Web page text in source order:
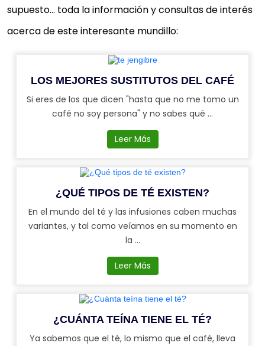
supuesto… toda la información y consultas de interés
acerca de este interesante mundillo:
LOS MEJORES SUSTITUTOS DEL CAFÉ
Si eres de los que dicen "hasta que no me tomo un
café no soy persona" y no sabes qué ...
Leer Más
¿QUÉ TIPOS DE TÉ EXISTEN?
En el mundo del té y las infusiones caben muchas
variantes, y tal como veíamos en su momento en
la ...
Leer Más
¿CUÁNTA TEÍNA TIENE EL TÉ?
Ya sabemos que el té, lo mismo que el café, lleva